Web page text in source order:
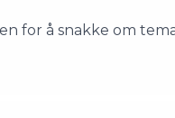
for å snakke om